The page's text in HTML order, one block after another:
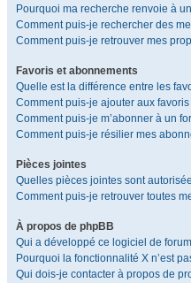
Pourquoi ma recherche renvoie à
Comment puis-je rechercher des
Comment puis-je retrouver mes
Favoris et abonnements
Quelle est la différence entre les
Comment puis-je ajouter aux
Comment puis-je m’abonner à un
Comment puis-je résilier mes
Pièces jointes
Quelles pièces jointes sont
Comment puis-je retrouver toutes
À propos de phpBB
Qui a développé ce logiciel de
Pourquoi la fonctionnalité X n’est
Qui dois-je contacter à propos de